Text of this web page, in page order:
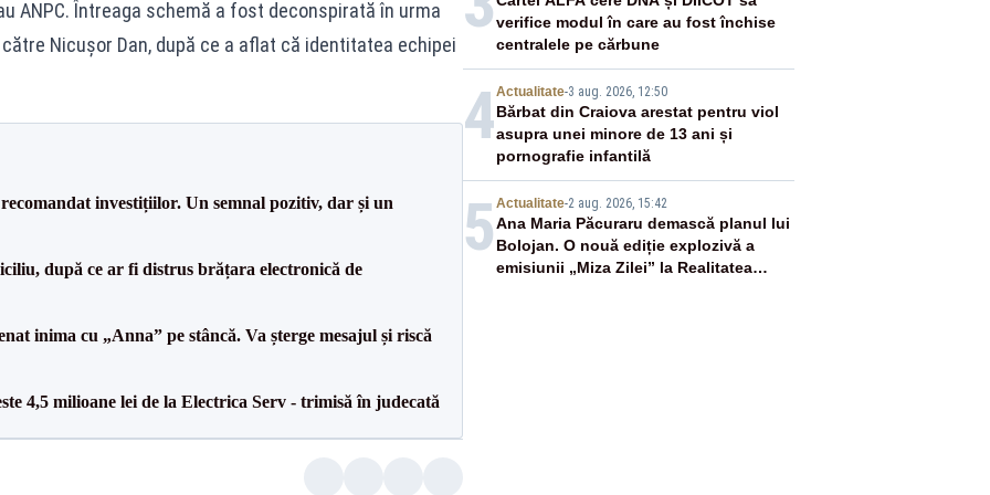
ANPC. Întreaga schemă a fost deconspirată în urma
Nicușor Dan, după ce a aflat că identitatea echipei
investițiilor. Un semnal pozitiv, dar și un
după ce ar fi distrus brățara electronică de
inima cu „Anna” pe stâncă. Va șterge mesajul și riscă
4,5 milioane lei de la Electrica Serv - trimisă în judecată
verifice modul în care au fost închise
centralele pe cărbune
4Actualitate-3 aug. 2026, 12:50
Bărbat din Craiova arestat pentru viol
asupra unei minore de 13 ani și
pornografie infantilă
5 Actualitate-2 aug. 2026, 15:42
Ana Maria Păcuraru demască planul lui
Bolojan. O nouă ediție explozivă a
emisiunii „Miza Zilei” la Realitatea